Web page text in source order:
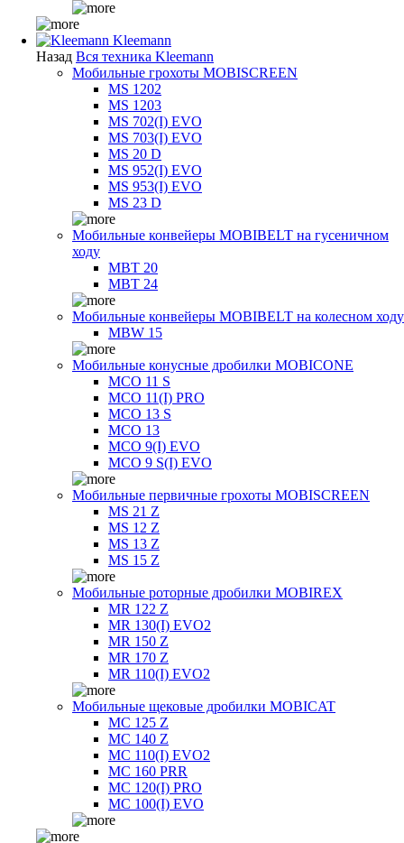
Kleemann
Назад Вся техника Kleemann
Мобильные грохоты MOBISCREEN
MS 1202
MS 1203
MS 702(I) EVO
MS 703(I) EVO
MS 20 D
MS 952(I) EVO
MS 953(I) EVO
MS 23 D
Мобильные конвейеры MOBIBELT на гусеничном
ходу
MBT 20
MBT 24
Мобильные конвейеры MOBIBELT на колесном ходу
MBW 15
Мобильные конусные дробилки MOBICONE
MCO 11 S
MCO 11(I) PRO
MCO 13 S
MCO 13
MCO 9(I) EVO
MCO 9 S(I) EVO
Мобильные первичные грохоты MOBISCREEN
MS 21 Z
MS 12 Z
MS 13 Z
MS 15 Z
Мобильные роторные дробилки MOBIREX
MR 122 Z
MR 130(I) EVO2
MR 150 Z
MR 170 Z
MR 110(I) EVO2
Мобильные щековые дробилки MOBICAT
MC 125 Z
MC 140 Z
MC 110(I) EVO2
MC 160 PRR
MC 120(I) PRO
MC 100(I) EVO